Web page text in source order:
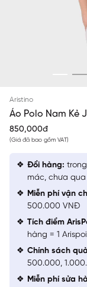
Aristino
Áo Polo Nam Kẻ
850,000đ
(Giá đã bao gồm VAT)
Đổi hàng:
mác, chưa
Miễn phí vận
500.000 VNĐ
Tích điểm
hàng = 1
Chính sách
500.000,
Miễn phí sửa